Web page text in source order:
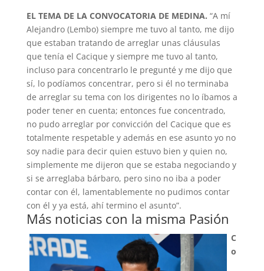
EL TEMA DE LA CONVOCATORIA DE MEDINA. “A mí
Alejandro (Lembo) siempre me tuvo al tanto, me dijo
que estaban tratando de arreglar unas cláusulas
que tenía el Cacique y siempre me tuvo al tanto,
incluso para concentrarlo le pregunté y me dijo que
sí, lo podíamos concentrar, pero si él no terminaba
de arreglar su tema con los dirigentes no lo íbamos a
poder tener en cuenta; entonces fue concentrado,
no pudo arreglar por convicción del Cacique que es
totalmente respetable y además en ese asunto yo no
soy nadie para decir quien estuvo bien y quien no,
simplemente me dijeron que se estaba negociando y
si se arreglaba bárbaro, pero sino no iba a poder
contar con él, lamentablemente no pudimos contar
con él y ya está, ahí termino el asunto”.
Más noticias con la misma Pasión
C
o